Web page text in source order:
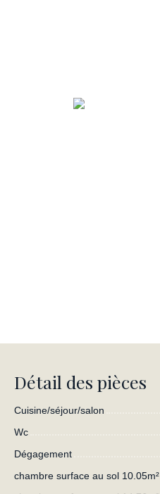
Détail des pièces
Cuisine/séjour/salon
Wc
Dégagement
chambre surface au sol 10.05m²